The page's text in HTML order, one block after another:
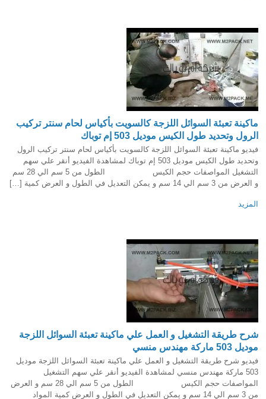
ماكينة تعبئة السوائل اللزجة كالسويت بأكياس لحام سنتر تركيب
الرول وتحديد طول الكيس موديل 503 إم توباك
فيديو ماكينة تعبئة السوائل اللزجة كالسويت بأكياس لحام سنتر تركيب الرول
وتحديد طول الكيس موديل 503 إم توباك لمشاهدة الفيديو أنقر علي سهم
التشغيل المواصفات حجم الكيس الطول من 5 سم الي 28 سم
و العرض من 3 سم الي 14 سم و يمكن التعديل في الطول و العرض كمية […]
المزيد
شرح طريقة التشغيل و العمل علي ماكينة تعبئة السوائل اللزجة
موديل 503 ماركة مهندس منسي
فيديو شرح طريقة التشغيل و العمل علي ماكينة تعبئة السوائل اللزجة موديل
503 ماركة مهندس منسي لمشاهدة الفيديو أنقر علي سهم التشغيل
المواصفات حجم الكيس الطول من 5 سم الي 28 سم و العرض
من 3 سم الي 14 سم و يمكن التعديل في الطول و العرض كمية المواد